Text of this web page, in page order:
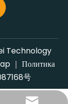
Technology
｜ Политика
号